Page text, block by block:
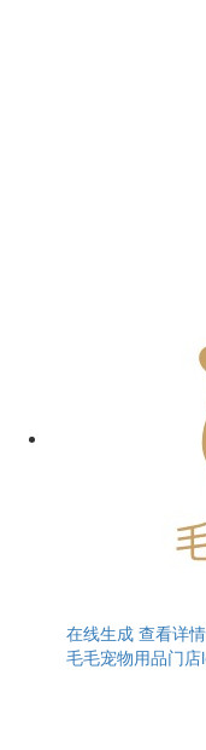
在线生成 查看详情
毛毛宠物用品门